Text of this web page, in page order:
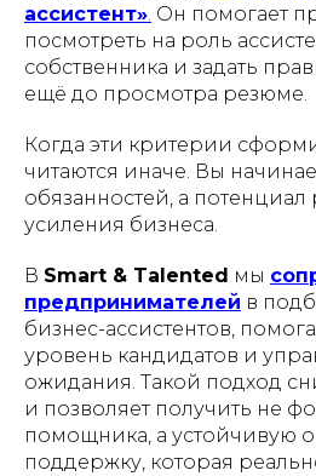
ассистент» Он помогает
посмотреть на роль
собственника и задать
ещё до просмотра резюме.
Когда эти критерии
читаются иначе. Вы
обязанностей, а потенциал
усиления бизнеса.
В Smart & Talented мы
предпринимателей в
бизнес-ассистентов,
уровень кандидатов и
ожидания. Такой подход
и позволяет получить не
помощника, а устойчивую
поддержку, которая